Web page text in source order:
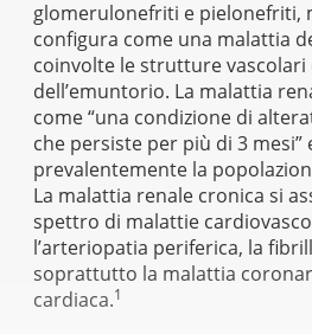
glomerulonefriti e pielonefriti,
configura come una malattia
coinvolte le strutture vascolari
dell’emuntorio. La malattia
come “una condizione di
che persiste per più di 3 mesi”
prevalentemente la
La malattia renale cronica si
spettro di malattie
l’arteriopatia periferica, la
soprattutto la malattia
cardiaca.1